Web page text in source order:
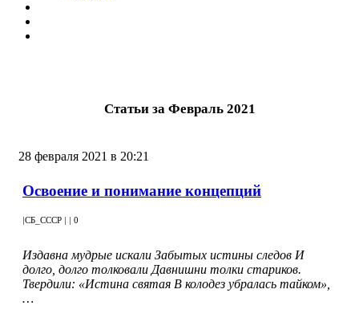
Статьи за Февраль 2021
28 февраля 2021 в 20:21
Освоение и понимание концепций
|СБ_СССР | | 0
Издавна мудрые искали Забытых истины следов И
долго, долго толковали Давнишни толки стариков.
Твердили: «Истина святая В колодез убралась тайком»,
…